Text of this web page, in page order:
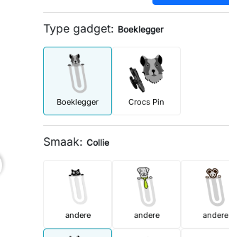
Type gadget: Boeklegger
Boeklegger Crocs Pin
Smaak: Collie
andere andere andere